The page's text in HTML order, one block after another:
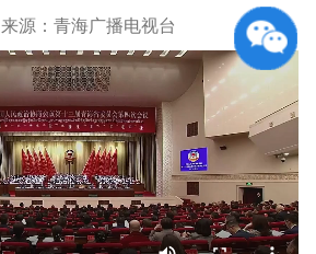
来源：青海广播电视台